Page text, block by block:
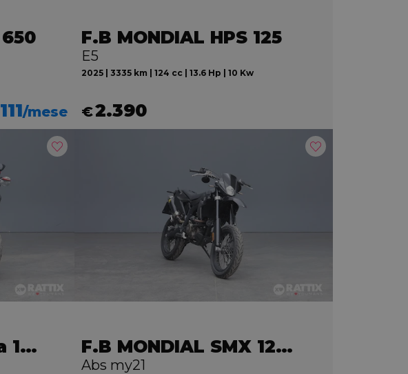
111/mese
F.B MONDIAL HPS 125
E5
2025 | 3335 km | 124 cc | 13.6 Hp | 10 Kw
€2.390
DUCATI Multistrada 1200 F.B MONDIAL SMX 125 Motard
Abs my21